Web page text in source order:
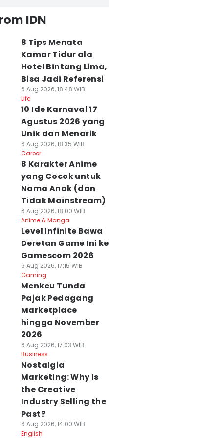
IDN
8 Tips Menata
Kamar Tidur ala
Hotel Bintang Lima,
Bisa Jadi Referensi
6 Aug 2026, 18:48 WIB
Life
10 Ide Karnaval 17
Agustus 2026 yang
Unik dan Menarik
6 Aug 2026, 18:35 WIB
Career
8 Karakter Anime
yang Cocok untuk
Nama Anak (dan
Tidak Mainstream)
6 Aug 2026, 18:00 WIB
Anime & Manga
Level Infinite Bawa
Deretan Game Ini ke
Gamescom 2026
6 Aug 2026, 17:15 WIB
Gaming
Menkeu Tunda
Pajak Pedagang
Marketplace
hingga November
2026
6 Aug 2026, 17:03 WIB
Business
Nostalgia
Marketing: Why Is
the Creative
Industry Selling the
Past?
6 Aug 2026, 14:00 WIB
English